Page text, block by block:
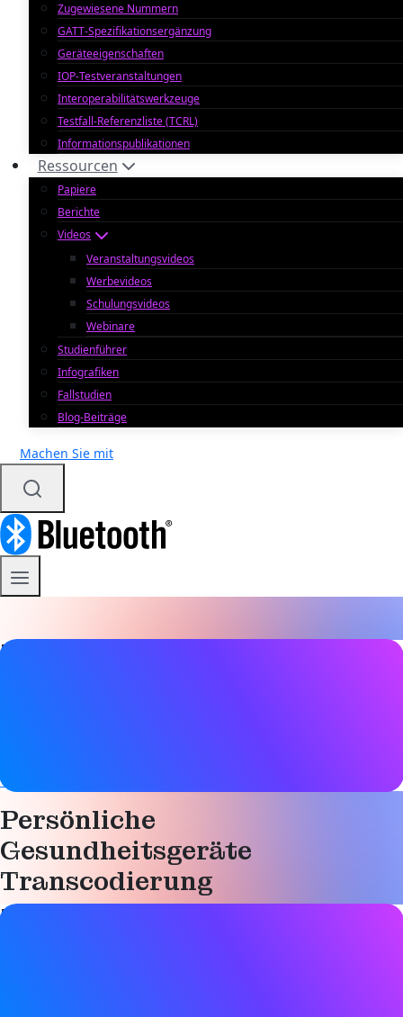
Zugewiesene Nummern
GATT-Spezifikationsergänzung
Geräteeigenschaften
IOP-Testveranstaltungen
Interoperabilitätswerkzeuge
Testfall-Referenzliste (TCRL)
Informationspublikationen
Ressourcen
Papiere
Berichte
Videos
Veranstaltungsvideos
Werbevideos
Schulungsvideos
Webinare
Studienführer
Infografiken
Fallstudien
Blog-Beiträge
Machen Sie mit
Details zum Papier
Technisch
Persönliche
Gesundheitsgeräte
Transcodierung
Details zum Papier